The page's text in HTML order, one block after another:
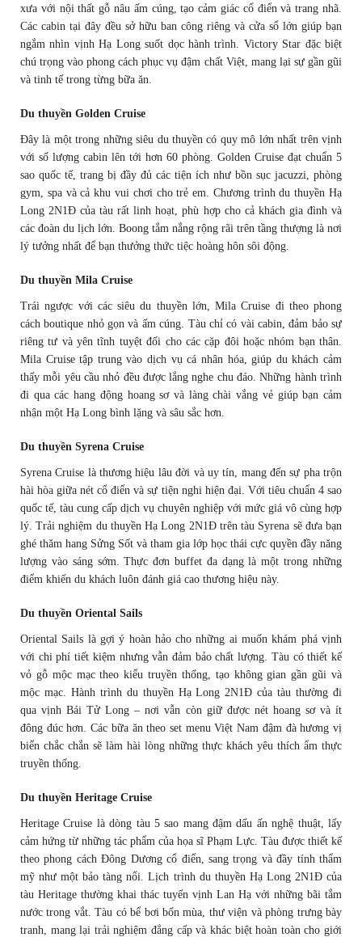
xưa với nội thất gỗ nâu ấm cúng, tạo cảm giác cổ điển và trang nhã.
Các cabin tại đây đều sở hữu ban công riêng và cửa sổ lớn giúp bạn
ngắm nhìn vịnh Hạ Long suốt dọc hành trình. Victory Star đặc biệt
chú trọng vào phong cách phục vụ đậm chất Việt, mang lại sự gần gũi
và tinh tế trong từng bữa ăn.
Du thuyền Golden Cruise
Đây là một trong những siêu du thuyền có quy mô lớn nhất trên vịnh
với số lượng cabin lên tới hơn 60 phòng. Golden Cruise đạt chuẩn 5
sao quốc tế, trang bị đầy đủ các tiện ích như bồn sục jacuzzi, phòng
gym, spa và cả khu vui chơi cho trẻ em. Chương trình du thuyền Hạ
Long 2N1Đ của tàu rất linh hoạt, phù hợp cho cả khách gia đình và
các đoàn du lịch lớn. Boong tắm nắng rộng rãi trên tầng thượng là nơi
lý tưởng nhất để bạn thưởng thức tiệc hoàng hôn sôi động.
Du thuyền Mila Cruise
Trái ngược với các siêu du thuyền lớn, Mila Cruise đi theo phong
cách boutique nhỏ gọn và ấm cúng. Tàu chỉ có vài cabin, đảm bảo sự
riêng tư và yên tĩnh tuyệt đối cho các cặp đôi hoặc nhóm bạn thân.
Mila Cruise tập trung vào dịch vụ cá nhân hóa, giúp du khách cảm
thấy mỗi yêu cầu nhỏ đều được lắng nghe chu đáo. Những hành trình
đi qua các hang động hoang sơ và làng chài vắng vẻ giúp bạn cảm
nhận một Hạ Long bình lặng và sâu sắc hơn.
Du thuyền Syrena Cruise
Syrena Cruise là thương hiệu lâu đời và uy tín, mang đến sự pha trộn
hài hòa giữa nét cổ điển và sự tiện nghi hiện đại. Với tiêu chuẩn 4 sao
quốc tế, tàu cung cấp dịch vụ chuyên nghiệp với mức giá vô cùng hợp
lý. Trải nghiệm du thuyền Hạ Long 2N1Đ trên tàu Syrena sẽ đưa bạn
ghé thăm hang Sửng Sốt và tham gia lớp học thái cực quyền đầy năng
lượng vào sáng sớm. Thực đơn buffet đa dạng là một trong những
điểm khiến du khách luôn đánh giá cao thương hiệu này.
Du thuyền Oriental Sails
Oriental Sails là gợi ý hoàn hảo cho những ai muốn khám phá vịnh
với chi phí tiết kiệm nhưng vẫn đảm bảo chất lượng. Tàu có thiết kế
vỏ gỗ mộc mạc theo kiểu truyền thống, tạo không gian gần gũi và
mộc mạc. Hành trình du thuyền Hạ Long 2N1Đ của tàu thường đi
qua vịnh Bái Tử Long – nơi vẫn còn giữ được nét hoang sơ và ít
đông đúc hơn. Các bữa ăn theo set menu Việt Nam đậm đà hương vị
biển chắc chắn sẽ làm hài lòng những thực khách yêu thích ẩm thực
truyền thống.
Du thuyền Heritage Cruise
Heritage Cruise là dòng tàu 5 sao mang đậm dấu ấn nghệ thuật, lấy
cảm hứng từ những tác phẩm của họa sĩ Phạm Lực. Tàu được thiết kế
theo phong cách Đông Dương cổ điển, sang trọng và đầy tính thẩm
mỹ như một bảo tàng nổi. Lịch trình du thuyền Hạ Long 2N1Đ của
tàu Heritage thường khai thác tuyến vịnh Lan Hạ với những bãi tắm
nước trong vắt. Tàu có bể bơi bốn mùa, thư viện và phòng trưng bày
tranh, mang lại trải nghiệm đẳng cấp và khác biệt hoàn toàn cho giới